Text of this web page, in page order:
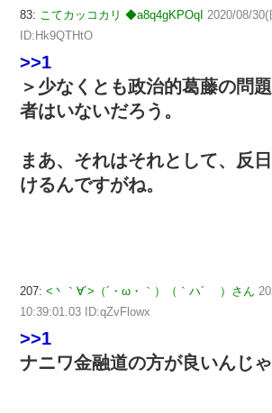
83: こてカッコカリ ◆a8q4gKPOqI 2020/08/
ID:Hk9QTHtO
>>1
＞少なくとも政治的葛藤の問
者はいないだろう。
まあ、それはそれとして、反
けるんですがね。
207: <丶｀∀´>（´・ω・｀）（｀ハ´ ）さん
10:39:01.03 ID:qZvFlowx
>>1
ナニワ金融道の方が良いんじ